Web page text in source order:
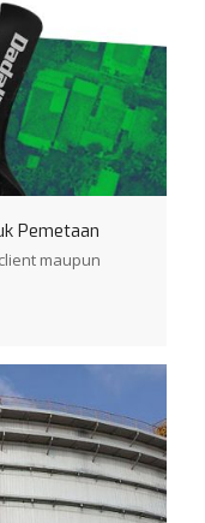
Pemetaan
maupun